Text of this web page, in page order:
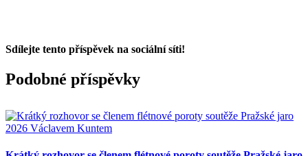
Sdílejte tento příspěvek na sociální síti!
Facebook
X
WhatsApp
Podobné příspěvky